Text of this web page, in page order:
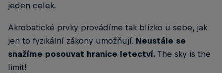
jeden celek.
Akrobatické prvky provádíme tak blízko u sebe, jak
jen to fyzikální zákony umožňují. Neustále se
snažíme posouvat hranice letectví. The sky is the
limit!